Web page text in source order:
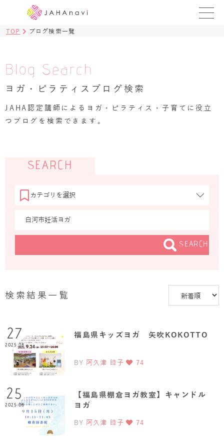
BLOG
ヨガ資格講座 ›
TOP ブログ検索一覧
Blog Search
ヨガ・ピラティスブログ検索
JAHA認定講師によるヨガ・ピラティス・子育てに役立
つブログを検索できます。
SEARCH
SEARCH
検索結果一覧
27
2025.08
福島県キッズヨガ 矢吹KOKOTTO
BY 阿久津 睦子 74
25
2025.08
【福島県棚倉ヨガ教室】キャンドル
ヨガ
BY 阿久津 睦子 74